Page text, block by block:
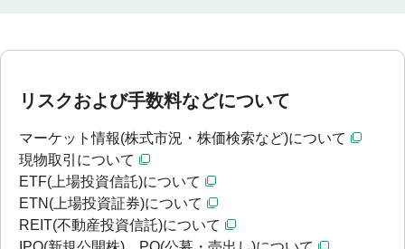
リスクおよび手数料などについて
マーケット情報(株式市況・株価検索など)について
現物取引について
ETF(上場投資信託)について
ETN(上場投資証券)について
REIT(不動産投資信託)について